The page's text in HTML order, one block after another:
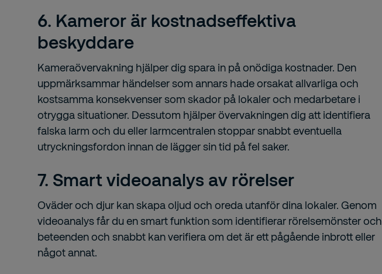
6. Kameror är kostnadseffektiva
beskyddare
Kameraövervakning hjälper dig spara in på onödiga kostnader. Den
uppmärksammar händelser som annars hade orsakat allvarliga och
kostsamma konsekvenser som skador på lokaler och medarbetare i
otrygga situationer. Dessutom hjälper övervakningen dig att identifiera
falska larm och du eller larmcentralen stoppar snabbt eventuella
utryckningsfordon innan de lägger sin tid på fel saker.
7. Smart videoanalys av rörelser
Oväder och djur kan skapa oljud och oreda utanför dina lokaler. Genom
videoanalys får du en smart funktion som identifierar rörelsemönster och
beteenden och snabbt kan verifiera om det är ett pågående inbrott eller
något annat.